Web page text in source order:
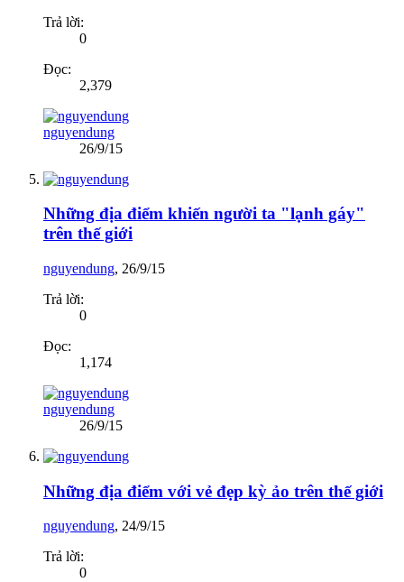
Trả lời:
0
Đọc:
2,379
nguyendung
26/9/15
Những địa điểm khiến người ta "lạnh gáy"
trên thế giới
nguyendung, 26/9/15
Trả lời:
0
Đọc:
1,174
nguyendung
26/9/15
Những địa điểm với vẻ đẹp kỳ ảo trên thế giới
nguyendung, 24/9/15
Trả lời:
0